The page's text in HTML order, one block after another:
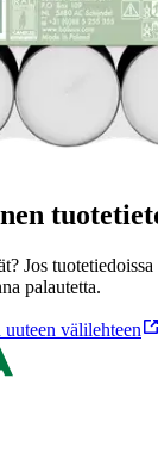
Jos
palautetta.
välilehteen